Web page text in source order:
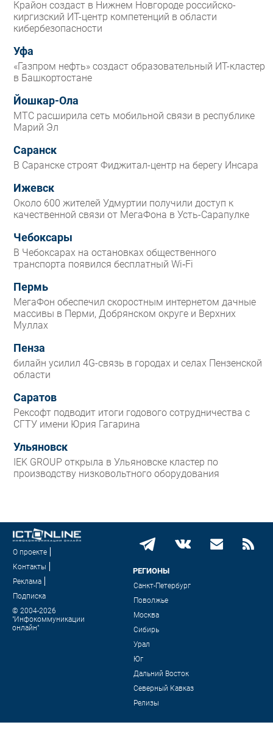
Крайон создаст в Нижнем Новгороде российско-
киргизский ИТ-центр компетенций в области
кибербезопасности
Уфа
«Газпром нефть» создаст образовательный ИТ-кластер
в Башкортостане
Йошкар-Ола
МТС расширила сеть мобильной связи в республике
Марий Эл
Саранск
В Саранске строят Фиджитал-центр на берегу Инсара
Ижевск
Около 600 жителей Удмуртии получили доступ к
качественной связи от МегаФона в Усть-Сарапулке
Чебоксары
В Чебоксарах на остановках общественного
транспорта появился бесплатный Wi‑Fi
Пермь
МегаФон обеспечил скоростным интернетом дачные
массивы в Перми, Добрянском округе и Верхних
Муллах
Пенза
билайн усилил 4G-связь в городах и селах Пензенской
области
Саратов
Рексофт подводит итоги годового сотрудничества с
СГТУ имени Юрия Гагарина
Ульяновск
IEK GROUP открыла в Ульяновске кластер по
производству низковольтного оборудования
О проекте
Контакты
Реклама
Подписка
© 2004-2026
"Инфокоммуникации
онлайн"
РЕГИОНЫ
Санкт-Петербург
Поволжье
Москва
Сибирь
Урал
Юг
Дальний Восток
Северный Кавказ
Релизы